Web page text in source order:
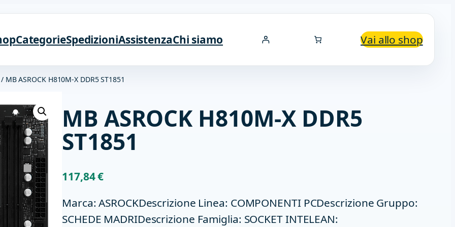
CategorieSpedizioniAssistenzaChi siamo Vai allo shop
/ MB ASROCK H810M-X DDR5 ST1851
MB ASROCK H810M-X DDR5
ST1851
117,84€
Marca: ASROCKDescrizione Linea: COMPONENTI PCDescrizione Gruppo:
SCHEDE MADRIDescrizione Famiglia: SOCKET INTELEAN: